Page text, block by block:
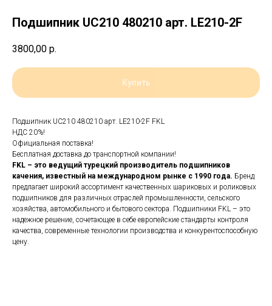
Подшипник UC210 480210 арт. LE210-2F
3800,00 р.
Купить
Подшипник UC210 480210 арт. LE210-2F FKL
НДС 20%!
Официальная поставка!
Бесплатная доставка до транспортной компании!
FKL – это ведущий турецкий производитель подшипников
качения, известный на международном рынке с 1990 года. Бренд
предлагает широкий ассортимент качественных шариковых и роликовых
подшипников для различных отраслей промышленности, сельского
хозяйства, автомобильного и бытового сектора. Подшипники FKL – это
надежное решение, сочетающее в себе европейские стандарты контроля
качества, современные технологии производства и конкурентоспособную
цену.